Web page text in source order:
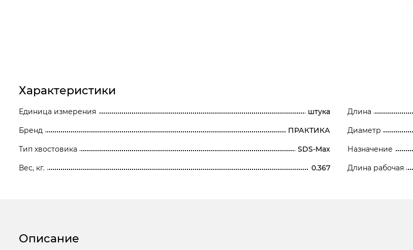
Электроинструмент
Электрохозтовары
Характеристики
Единица измерения штука
Бренд ПРАКТИКА
Тип хвостовика SDS-Max
Вес, кг. 0.367
Длина
Диаметр
Назначение
Длина рабочая
Описание